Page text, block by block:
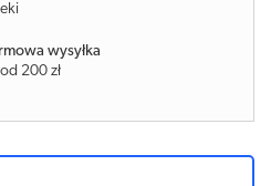
wysyłka
200 zł